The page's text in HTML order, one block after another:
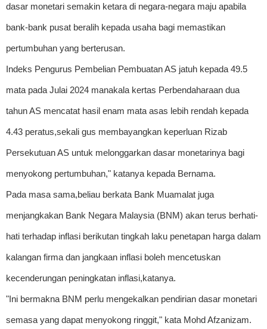
dasar monetari semakin ketara di negara-negara maju apabila
bank-bank pusat beralih kepada usaha bagi memastikan
pertumbuhan yang berterusan.
Indeks Pengurus Pembelian Pembuatan AS jatuh kepada 49.5
mata pada Julai 2024 manakala kertas Perbendaharaan dua
tahun AS mencatat hasil enam mata asas lebih rendah kepada
4.43 peratus,sekali gus membayangkan keperluan Rizab
Persekutuan AS untuk melonggarkan dasar monetarinya bagi
menyokong pertumbuhan," katanya kepada Bernama.
Pada masa sama,beliau berkata Bank Muamalat juga
menjangkakan Bank Negara Malaysia (BNM) akan terus berhati-
hati terhadap inflasi berikutan tingkah laku penetapan harga dalam
kalangan firma dan jangkaan inflasi boleh mencetuskan
kecenderungan peningkatan inflasi,katanya.
"Ini bermakna BNM perlu mengekalkan pendirian dasar monetari
semasa yang dapat menyokong ringgit," kata Mohd Afzanizam.